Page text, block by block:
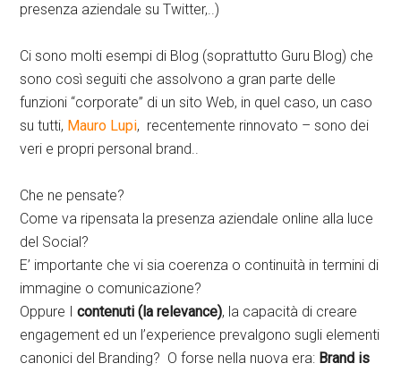
presenza aziendale su Twitter,..)
Ci sono molti esempi di Blog (soprattutto Guru Blog) che
sono così seguiti che assolvono a gran parte delle
funzioni “corporate” di un sito Web, in quel caso, un caso
su tutti, Mauro Lupi, recentemente rinnovato – sono dei
veri e propri personal brand..
Che ne pensate?
Come va ripensata la presenza aziendale online alla luce
del Social?
E’ importante che vi sia coerenza o continuità in termini di
immagine o comunicazione?
Oppure Icontenuti (la relevance), la capacità di creare
engagement ed un l’experience prevalgono sugli elementi
canonici del Branding? O forse nella nuova era: Brand is